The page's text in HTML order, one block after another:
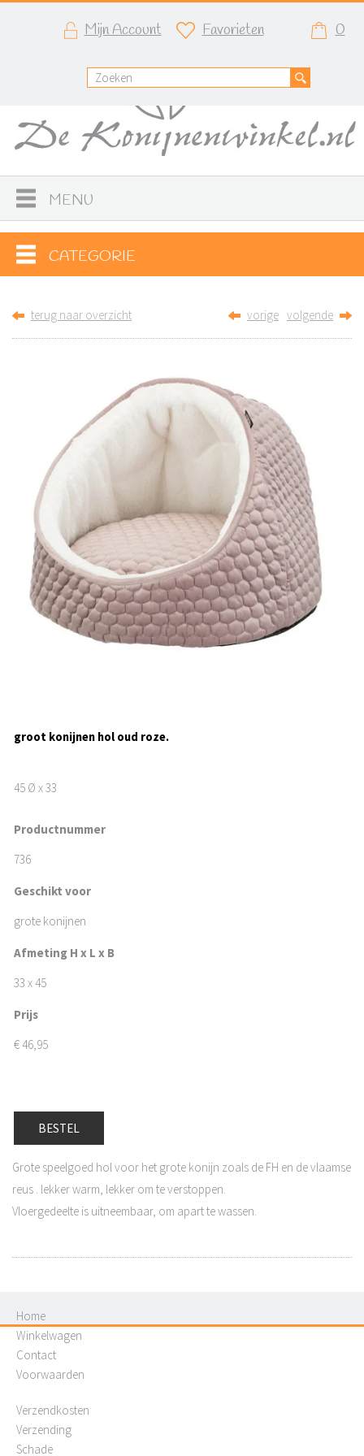
Mijn Account Favorieten 0
MENU
CATEGORIE
terug naar overzicht vorige volgende
groot konijnen hol oud roze.
45 Ø x 33
Productnummer
736
Geschikt voor
grote konijnen
Afmeting H x L x B
33 x 45
Prijs
€46,95
BESTEL
Grote speelgoed hol voor het grote konijn zoals de FH en de vlaamse
reus . lekker warm, lekker om te verstoppen.
Vloergedeelte is uitneembaar, om apart te wassen.
Home
Winkelwagen
Contact
Voorwaarden
Verzendkosten
Verzending
Schade